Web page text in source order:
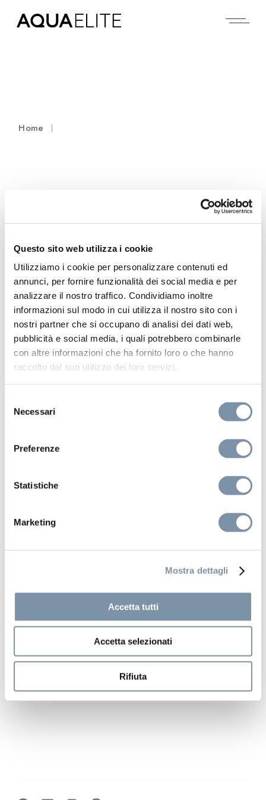
Questo sito web utilizza i cookie
Utilizziamo i cookie per personalizzare contenuti ed
annunci, per fornire funzionalità dei social media e per
analizzare il nostro traffico. Condividiamo inoltre
informazioni sul modo in cui utilizza il nostro sito con i
nostri partner che si occupano di analisi dei dati web,
pubblicità e social media, i quali potrebbero combinarle
con altre informazioni che ha fornito loro o che hanno
raccolto dal suo utilizzo dei loro servizi.
delNecessari
Preferenze
Statistiche
Marketing
Mostra dettagli
Accetta tutti
Accetta selezionati
Rifiuta
Home
your selection.
Participation in international trade fairs
co-financed by the European Union –
European Regional Development Fund
(ERDF), the Italian State and Regione
Read more
Products
Finishes